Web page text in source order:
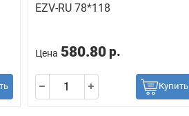
EZV-RU 78*118
Цена 580.80 р.
Купить